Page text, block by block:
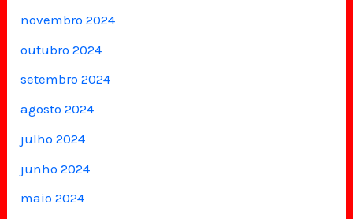
novembro 2024
outubro 2024
setembro 2024
agosto 2024
julho 2024
junho 2024
maio 2024